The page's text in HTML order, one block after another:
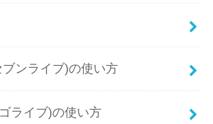
ンライブ)の使い方
ライブ)の使い方